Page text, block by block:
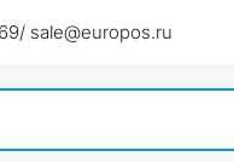
/ sale@europos.ru